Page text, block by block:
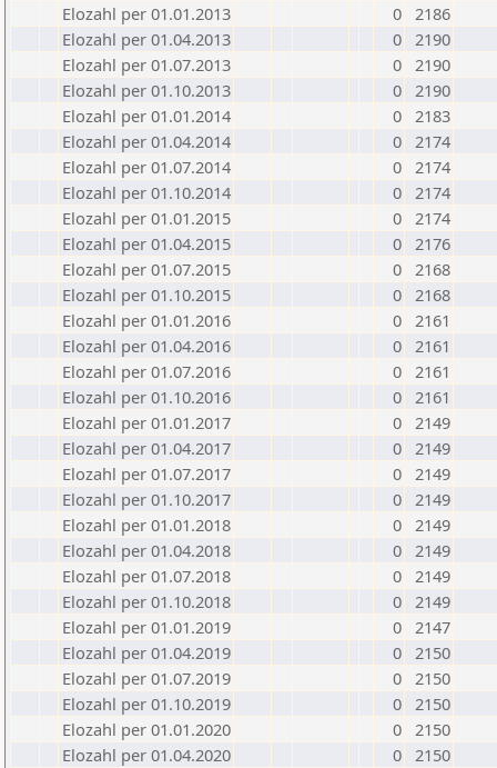
Elozahl per 01.01.2013
0 2186
Elozahl per 01.04.2013
0 2190
Elozahl per 01.07.2013
0 2190
Elozahl per 01.10.2013
0 2190
Elozahl per 01.01.2014
0 2183
Elozahl per 01.04.2014
0 2174
Elozahl per 01.07.2014
0 2174
Elozahl per 01.10.2014
0 2174
Elozahl per 01.01.2015
0 2174
Elozahl per 01.04.2015
0 2176
Elozahl per 01.07.2015
0 2168
Elozahl per 01.10.2015
0 2168
Elozahl per 01.01.2016
0 2161
Elozahl per 01.04.2016
0 2161
Elozahl per 01.07.2016
0 2161
Elozahl per 01.10.2016
0 2161
Elozahl per 01.01.2017
0 2149
Elozahl per 01.04.2017
0 2149
Elozahl per 01.07.2017
0 2149
Elozahl per 01.10.2017
0 2149
Elozahl per 01.01.2018
0 2149
Elozahl per 01.04.2018
0 2149
Elozahl per 01.07.2018
0 2149
Elozahl per 01.10.2018
0 2149
Elozahl per 01.01.2019
0 2147
Elozahl per 01.04.2019
0 2150
Elozahl per 01.07.2019
0 2150
Elozahl per 01.10.2019
0 2150
Elozahl per 01.01.2020
0 2150
Elozahl per 01.04.2020
0 2150